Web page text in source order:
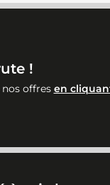
!
offres en